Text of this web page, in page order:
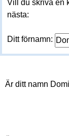
Vill du skriva en
nästa:
Ditt förnamn:
Är ditt namn